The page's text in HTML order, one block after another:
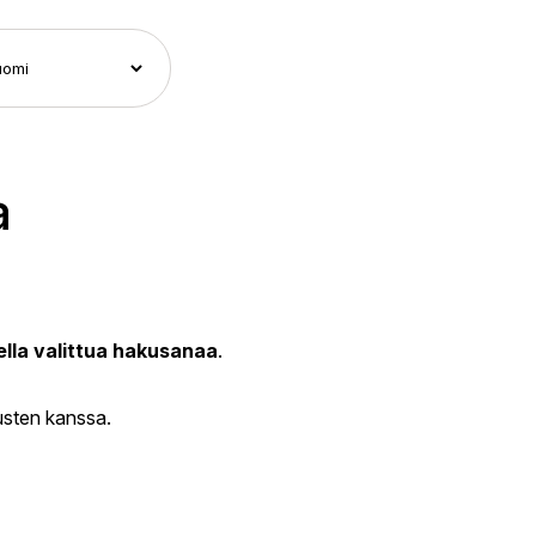
valittua hakusanaa.
kanssa.